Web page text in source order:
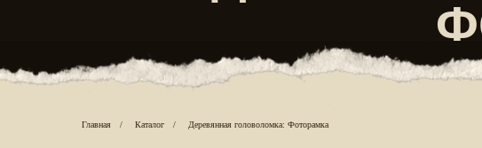
Главная / Каталог / Деревянная головоломка: Фоторамка